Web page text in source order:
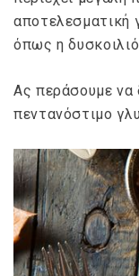
αποτελεσματική
όπως η
Ας περάσουμε να
πεντανόστιμο